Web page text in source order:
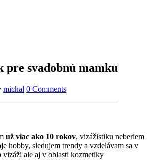
pre svadobnú mamku
michal 0 Comments
už viac ako 10 rokov, vizážistiku neberiem
hobby, sledujem trendy a vzdelávam sa v
ale aj v oblasti kozmetiky